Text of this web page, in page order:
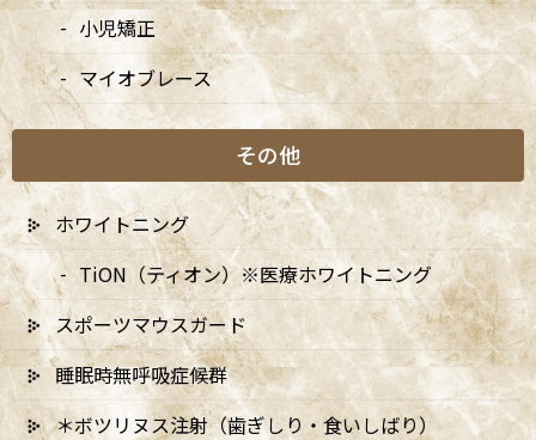
やがて内部の象牙質、さらに深部の歯髄（神経）へと進行してい
きます。一度穴があいてしまった部分は自然には元に戻らないた
め、早期に発見して進行を止めることが非常に重要です。
むし歯ができる4つの要因（4つの
むし歯は、単なる「磨き残し」だけで起きるわけではありませ
ん。大きく分けて、次の4つの要因が重なったときに発生・進行し
ます。
1. 歯の質（歯の強さ）
小児矯正
マイオブレース
その他
ホワイトニング
TiON（ティオン）※医療ホワイトニング
スポーツマウスガード
睡眠時無呼吸症候群
＊ボツリヌス注射（歯ぎしり・食いしばり）